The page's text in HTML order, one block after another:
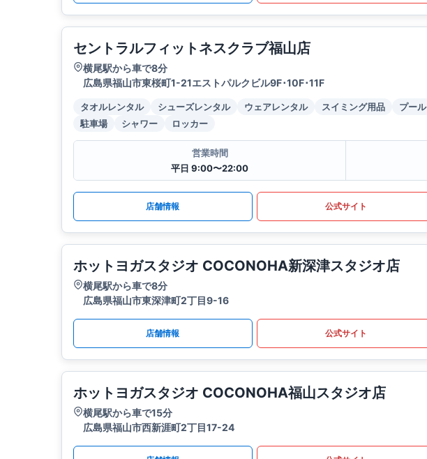
セントラルフィットネスクラブ福山店
横尾駅から車で8分
広島県福山市東桜町1-21エストパルクビル9F･10F･11F
タオルレンタル シューズレンタル ウェアレンタル スイミング用品 プール
駐車場
シャワー ロッカー
営業時間
平日 9:00〜22:00
店舗情報 公式サイト
ホットヨガスタジオ COCONOHA新深津スタジオ店
横尾駅から車で8分
広島県福山市東深津町2丁目9-16
店舗情報 公式サイト
ホットヨガスタジオ COCONOHA福山スタジオ店
横尾駅から車で15分
広島県福山市西新涯町2丁目17-24